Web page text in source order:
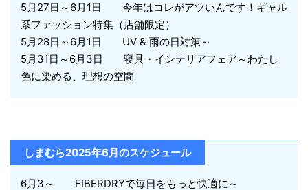
5月27日～6月1日 今年はコレがアツいんです！ギャル
系ファッション特集（店舗限定）
5月28日～6月1日 UV & 雨の日対策～
5月31日～6月3日 寝具・インテリアフェア～わたし
色に染める、理想の空間
しまむら2025年6月のスケジュール
6月3～ FIBERDRYで毎日をもっと快適に～